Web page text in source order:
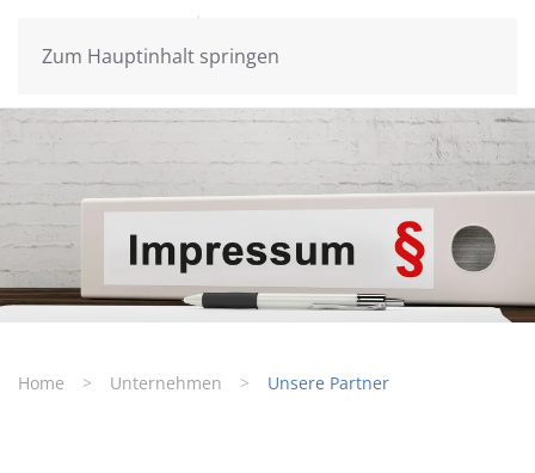
Zum Hauptinhalt springen
Home Unternehmen Unsere Partner